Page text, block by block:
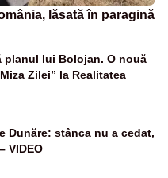
lăsată în paragină
planul lui Bolojan. O nouă
Zilei” la Realitatea
Dunăre: stânca nu a cedat,
VIDEO